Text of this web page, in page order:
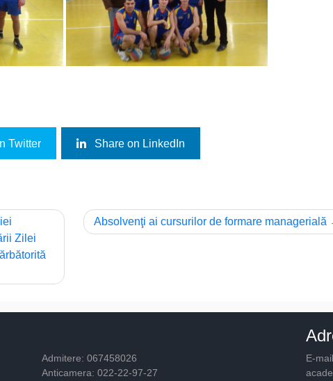
Twitter Share on LinkedIn
Zilei
Absolvenţi ai cursurilor de formare managerială
Admitere: 067458026
Anticamera: 022-22-97-27
E-